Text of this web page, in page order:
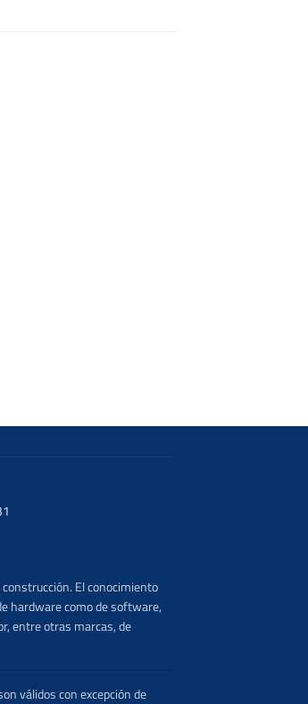
El conocimiento
hardware como de software,
entre otras marcas, de
válidos con excepción de